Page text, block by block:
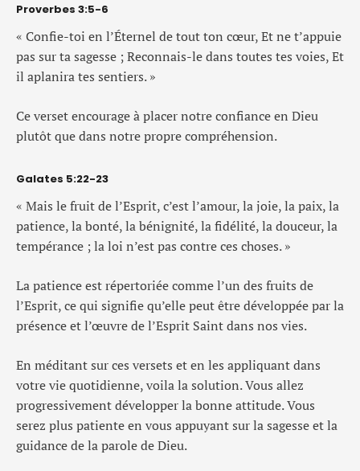
Proverbes 3:5-6
« Confie-toi en l’Éternel de tout ton cœur, Et ne t’appuie
pas sur ta sagesse ; Reconnais-le dans toutes tes voies, Et
il aplanira tes sentiers. »
Ce verset encourage à placer notre confiance en Dieu
plutôt que dans notre propre compréhension.
Galates 5:22-23
« Mais le fruit de l’Esprit, c’est l’amour, la joie, la paix, la
patience, la bonté, la bénignité, la fidélité, la douceur, la
tempérance ; la loi n’est pas contre ces choses. »
La patience est répertoriée comme l’un des fruits de
l’Esprit, ce qui signifie qu’elle peut être développée par la
présence et l’œuvre de l’Esprit Saint dans nos vies.
En méditant sur ces versets et en les appliquant dans
votre vie quotidienne, voila la solution. Vous allez
progressivement développer la bonne attitude. Vous
serez plus patiente en vous appuyant sur la sagesse et la
guidance de la parole de Dieu.